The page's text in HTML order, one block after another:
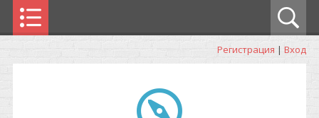
Регистрация | Вход